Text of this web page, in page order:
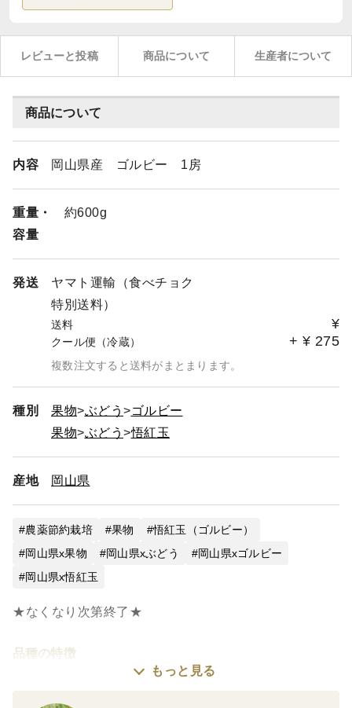
レビューと投稿 商品について 生産者について
商品について
内容 岡山県産 ゴルビー 1房
重量・
容量
約600g
発送
ヤマト運輸（食べチョク
特別送料）
送料 ¥
クール便（冷蔵） + ¥ 275
複数注文すると送料がまとまります。
種別 果物 ぶどう
ゴルビー
果物
ぶどう 悟紅玉
産地 岡山県
農薬節約栽培 果物
悟紅玉（ゴルビー）
岡山県x果物
岡山県xぶどう
岡山県xゴルビー
岡山県x悟紅玉
★なくなり次第終了★
品種の特徴
大粒で赤紫色の果皮を持ち、甘みが強く果汁が豊富。
もっと見る